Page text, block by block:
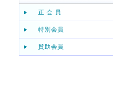
正 会 員
特別会員
賛助会員